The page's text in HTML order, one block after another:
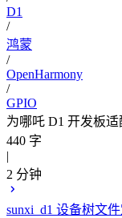
D1
/
鸿蒙
/
OpenHarmony
/
GPIO
为哪吒 D1 开发板适
440 字
|
2 分钟
sunxi_d1 设备树文